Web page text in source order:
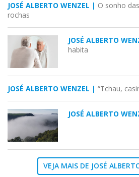
JOSÉ ALBERTO WENZEL | O sonho das
rochas
JOSÉ ALBERTO
habita
JOSÉ ALBERTO WENZEL | “Tchau,
JOSÉ ALBERTO
VEJA MAIS DE JOSÉ